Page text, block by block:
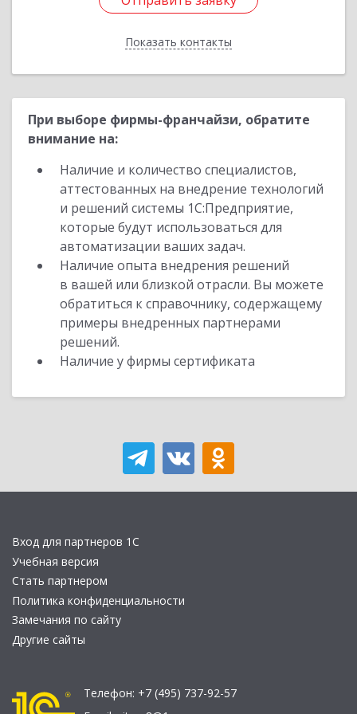
Показать контакты
Назад
При выборе фирмы-франчайзи, обратите
внимание на:
Наличие и количество специалистов,
аттестованных на внедрение технологий
и решений системы 1С:Предприятие,
которые будут использоваться для
автоматизации ваших задач.
Наличие опыта внедрения решений
в вашей или близкой отрасли. Вы можете
обратиться к справочнику, содержащему
примеры внедренных партнерами
решений.
Наличие у фирмы сертификата
Вход для партнеров 1С
Учебная версия
Стать партнером
Политика конфиденциальности
Замечания по сайту
Другие сайты
Телефон: +7 (495) 737-92-57